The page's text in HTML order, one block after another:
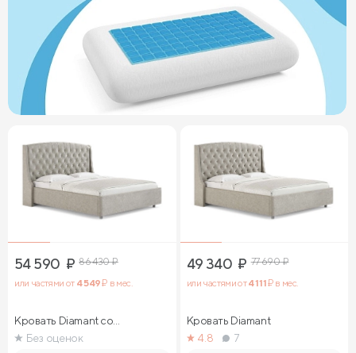
54 590 ₽ 86 430₽
или частями от 4 549₽ в мес.
Кровать Diamant со
стразами
Без оценок
49 340 ₽ 77 690₽
или частями от4 111₽ в мес.
Кровать Diamant
4.8
7